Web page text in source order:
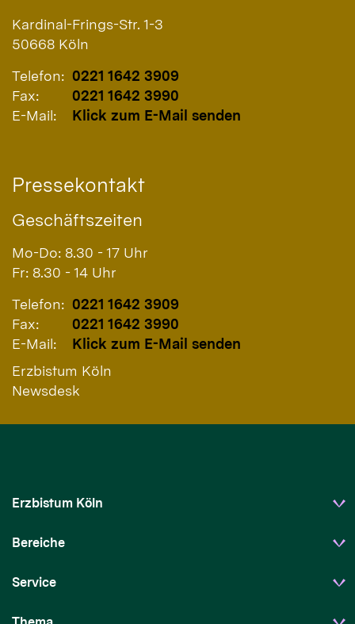
Kardinal-Frings-Str. 1-3
50668 Köln
Telefon: 0221 1642 3909
Fax:
0221 1642 3990
E-Mail:
Klick zum E-Mail senden
Pressekontakt
Geschäftszeiten
Mo-Do: 8.30 - 17 Uhr
Fr: 8.30 - 14 Uhr
Telefon: 0221 1642 3909
Fax:
0221 1642 3990
E-Mail:
Klick zum E-Mail senden
Erzbistum Köln
Newsdesk
Erzbistum Köln
Bereiche
Service